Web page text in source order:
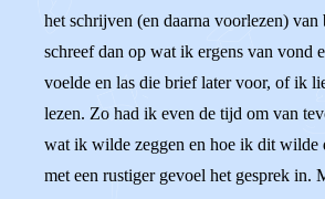
het schrijven (en daarna voorlezen)
schreef dan op wat ik ergens van vond
voelde en las die brief later voor, of ik
lezen. Zo had ik even de tijd om van
wat ik wilde zeggen en hoe ik dit wilde
met een rustiger gevoel het gesprek in.